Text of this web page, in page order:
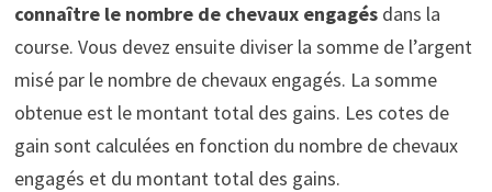
connaître le nombre de chevaux engagésdans la
course. Vous devez ensuite diviser la somme de l’argent
misé par le nombre de chevaux engagés. La somme
obtenue est le montant total des gains. Les cotes de
gain sont calculées en fonction du nombre de chevaux
engagés et du montant total des gains.